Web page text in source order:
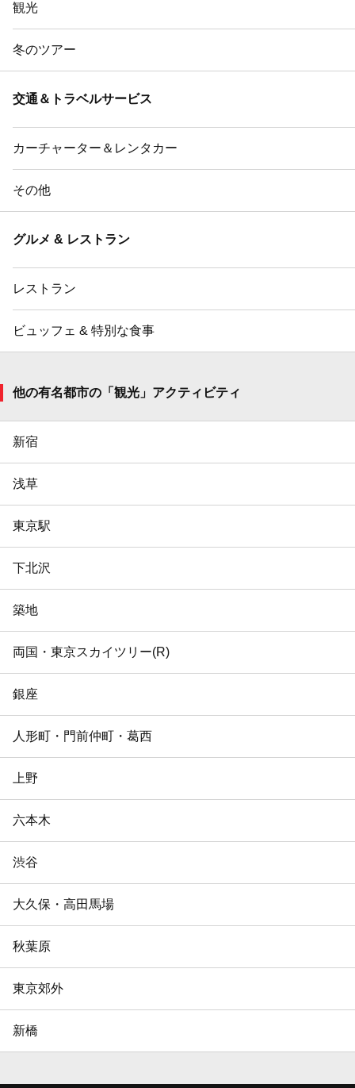
観光
冬のツアー
交通＆トラベルサービス
カーチャーター＆レンタカー
その他
グルメ & レストラン
レストラン
ビュッフェ & 特別な食事
他の有名都市の「観光」アクティビティ
新宿
浅草
東京駅
下北沢
築地
両国・東京スカイツリー(R)
銀座
人形町・門前仲町・葛西
上野
六本木
渋谷
大久保・高田馬場
秋葉原
東京郊外
新橋